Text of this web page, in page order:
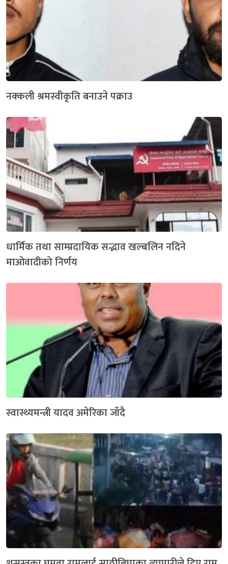
नक्कली श्रमस्वीकृति बनाउने पक्राउ
धार्मिक तथा साम्प्रदायिक सद्भाव खल्बलिन नदिने
माओवादीको निर्णय
स्वास्थ्यमन्त्री यादव अमेरिका जाँदै